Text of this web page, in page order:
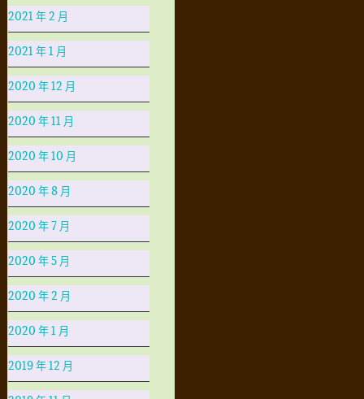
2021 年 2 月
2021 年 1 月
2020 年 12 月
2020 年 11 月
2020 年 10 月
2020 年 8 月
2020 年 7 月
2020 年 5 月
2020 年 2 月
2020 年 1 月
2019 年 12 月